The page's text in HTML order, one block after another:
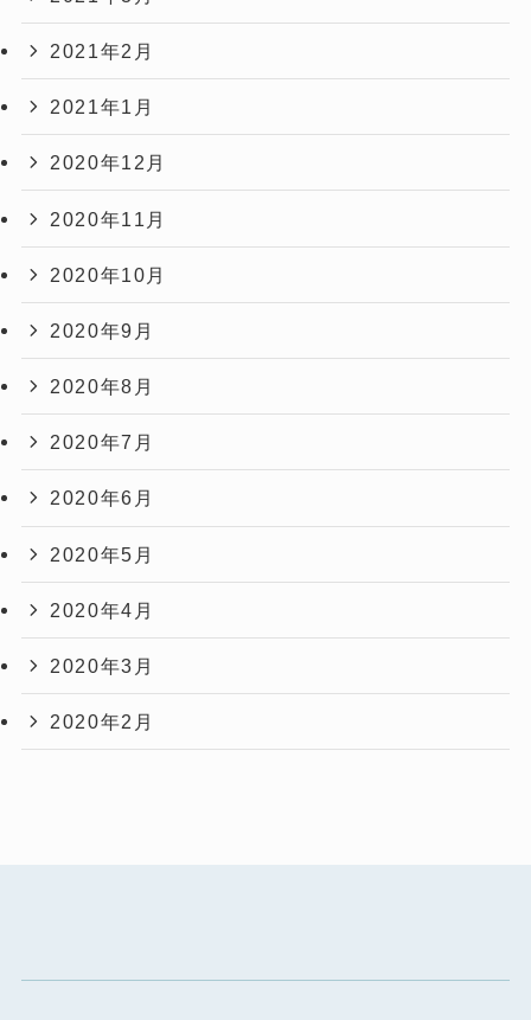
2021年2月
2021年1月
2020年12月
2020年11月
2020年10月
2020年9月
2020年8月
2020年7月
2020年6月
2020年5月
2020年4月
2020年3月
2020年2月